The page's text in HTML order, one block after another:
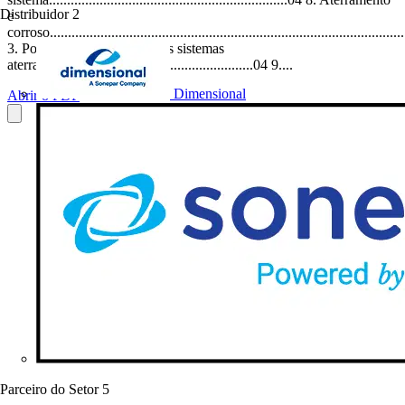
Distribuidor 2
Dimensional
Parceiro do Setor 5
e
3. Por que se deve preferir os sistemas
aterrados?....................................................04 9....
Abrir o PDF